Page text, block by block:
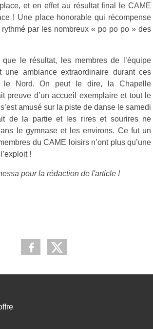
et en effet au résultat final le CAME
! Une place honorable qui récompense
par les nombreux « po po po » des
le résultat, les membres de l’équipe
une ambiance extraordinaire durant ces
le Nord. On peut le dire, la Chapelle
preuve d’un accueil exemplaire et tout le
amusé sur la piste de danse le samedi
de la partie et les rires et sourires ne
le gymnase et les environs. Ce fut un
du CAME loisirs n’ont plus qu’une
!
pour la rédaction de l'article !